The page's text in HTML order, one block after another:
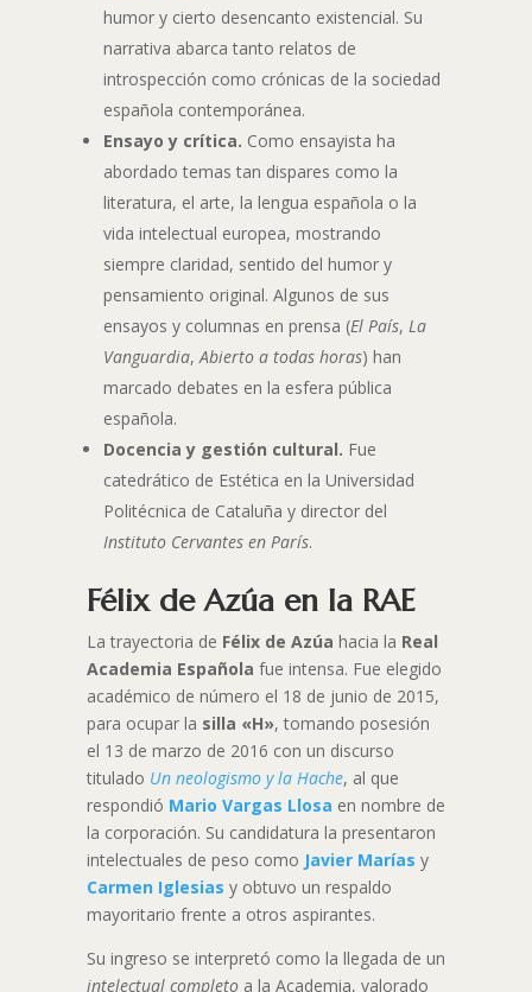
humor y cierto desencanto existencial. Su
narrativa abarca tanto relatos de
introspección como crónicas de la sociedad
española contemporánea.
Ensayo y crítica. Como ensayista ha
abordado temas tan dispares como la
literatura, el arte, la lengua española o la
vida intelectual europea, mostrando
siempre claridad, sentido del humor y
pensamiento original. Algunos de sus
ensayos y columnas en prensa (El País, La
Vanguardia,Abierto a todas horas) han
marcado debates en la esfera pública
española.
Docencia y gestión cultural. Fue
catedrático de Estética en la Universidad
Politécnica de Cataluña y director del
Instituto Cervantes en París.
Félix de Azúa en la RAE
La trayectoria de Félix de Azúa hacia la Real
Academia Española fue intensa. Fue elegido
académico de número el 18 de junio de 2015,
para ocupar la silla «H», tomando posesión
el 13 de marzo de 2016 con un discurso
titulado Un neologismo y la Hache, al que
respondió Mario Vargas Llosa en nombre de
la corporación. Su candidatura la presentaron
intelectuales de peso como Javier Marías y
Carmen Iglesias y obtuvo un respaldo
mayoritario frente a otros aspirantes.
Su ingreso se interpretó como la llegada de un
intelectual completo a la Academia, valorado